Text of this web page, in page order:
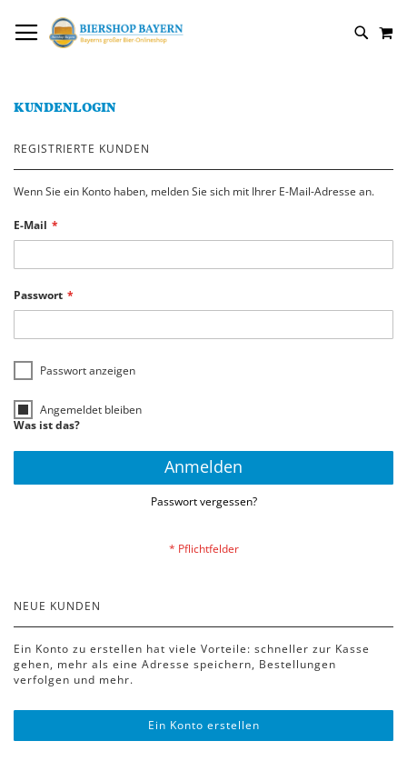
ZUM
INHALT
KUNDENLOGIN
REGISTRIERTE KUNDEN
Wenn Sie ein Konto haben, melden Sie sich mit Ihrer E-Mail-Adresse an.
E-Mail
Passwort
Passwort anzeigen
Angemeldet bleiben
Was ist das?
Anmelden
Passwort vergessen?
NEUE KUNDEN
Ein Konto zu erstellen hat viele Vorteile: schneller zur Kasse
gehen, mehr als eine Adresse speichern, Bestellungen
verfolgen und mehr.
Ein Konto erstellen